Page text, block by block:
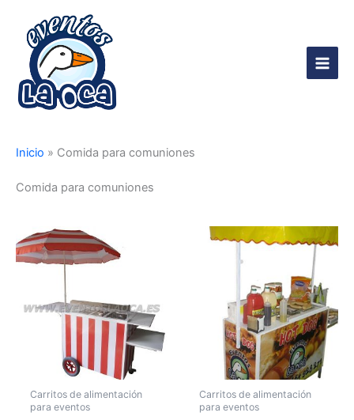
contenido
Main
Inicio » Comida para comuniones
Comida para comuniones
Carritos de alimentación
para eventos
Carritos de alimentación
para eventos